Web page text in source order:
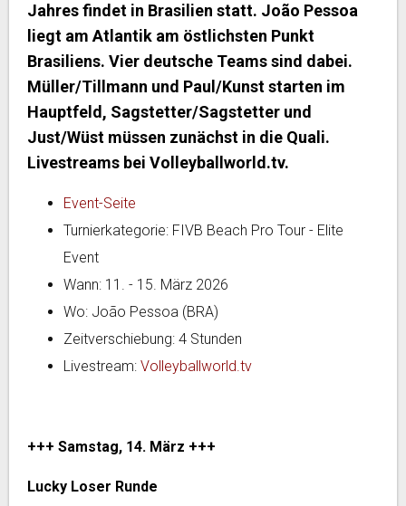
Jahres findet in Brasilien statt. João Pessoa
liegt am Atlantik am östlichsten Punkt
Brasiliens. Vier deutsche Teams sind dabei.
Müller/Tillmann und Paul/Kunst starten im
Hauptfeld, Sagstetter/Sagstetter und
Just/Wüst müssen zunächst in die Quali.
Livestreams bei Volleyballworld.tv.
Event-Seite
Turnierkategorie: FIVB Beach Pro Tour - Elite
Event
Wann: 11. - 15. März 2026
Wo: João Pessoa (BRA)
Zeitverschiebung: 4 Stunden
Livestream: Volleyballworld.tv
+++ Samstag, 14. März +++
Lucky Loser Runde